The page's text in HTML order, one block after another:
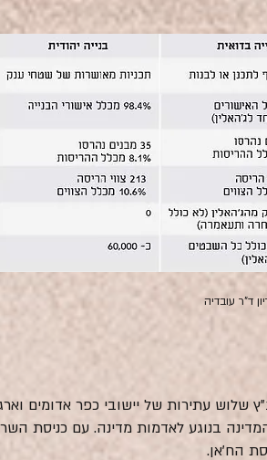
ד"ר עובדיה
החל מ 2005, דחה בג"ץ שלוש עתירות של יישובי כפר
הח'אן.